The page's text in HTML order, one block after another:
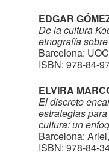
EDGAR
De la cultura
etnografía
Barcelona:
ISBN: 978-84-
ELVIRA
El discreto
estrategias
cultura: un
Barcelona:
ISBN: 978-84-